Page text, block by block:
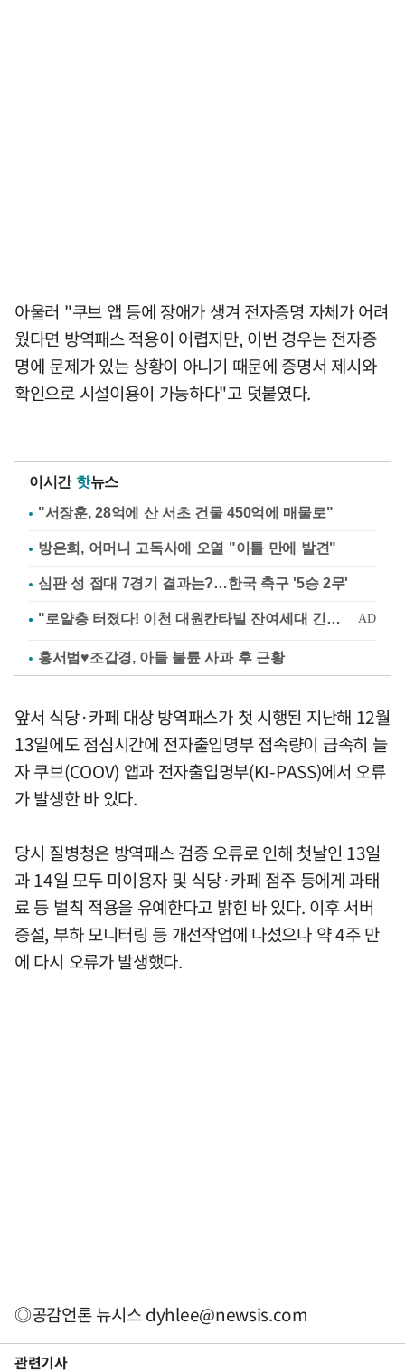
아울러 "쿠브 앱 등에 장애가 생겨 전자증명 자체가 어려
웠다면 방역패스 적용이 어렵지만, 이번 경우는 전자증
명에 문제가 있는 상황이 아니기 때문에 증명서 제시와
확인으로 시설이용이 가능하다"고 덧붙였다.
이시간 핫뉴스
"서장훈, 28억에 산 서초 건물 450억에 매물로"
방은희, 어머니 고독사에 오열 "이틀 만에 발견"
심판 성 접대 7경기 결과는?…한국 축구 '5승 2무'
홍서범♥조갑경, 아들 불륜 사과 후 근황
앞서 식당·카페 대상 방역패스가 첫 시행된 지난해 12월
13일에도 점심시간에 전자출입명부 접속량이 급속히 늘
자 쿠브(COOV) 앱과 전자출입명부(KI-PASS)에서 오류
가 발생한 바 있다.
당시 질병청은 방역패스 검증 오류로 인해 첫날인 13일
과 14일 모두 미이용자 및 식당·카페 점주 등에게 과태
료 등 벌칙 적용을 유예한다고 밝힌 바 있다. 이후 서버
증설, 부하 모니터링 등 개선작업에 나섰으나 약 4주 만
에 다시 오류가 발생했다.
◎공감언론 뉴시스dyhlee@newsis.com
관련기사